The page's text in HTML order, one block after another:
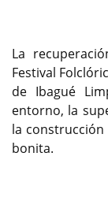
La
Festival
de Ibagué
entorno, la
la
bonita.